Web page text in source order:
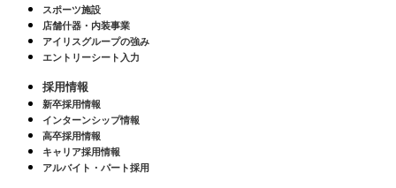
スポーツ施設
店舗什器・内装事業
アイリスグループの強み
エントリーシート入力
採用情報
新卒採用情報
インターンシップ情報
高卒採用情報
キャリア採用情報
アルバイト・パート採用